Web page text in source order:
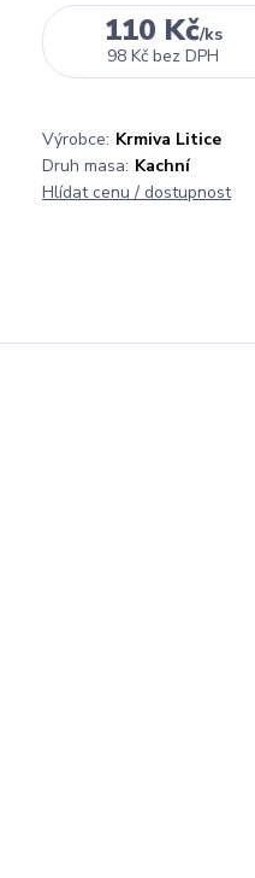
110 Kč/ks
98 Kč bez DPH
Výrobce: Krmiva Litice
Druh masa: Kachní
Hlídat cenu / dostupnost